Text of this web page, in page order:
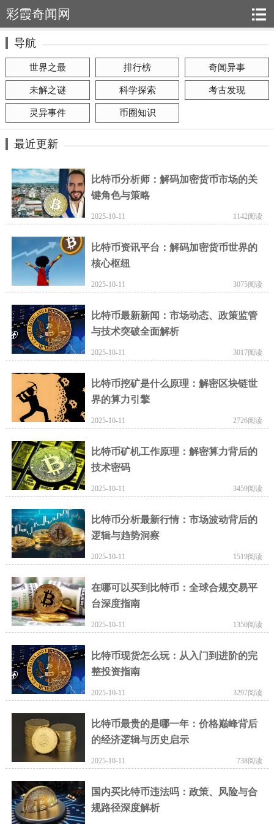
彩霞奇闻网
导航
世界之最 排行榜 奇闻异事
未解之谜 科学探索 考古发现
灵异事件 币圈知识
最近更新
比特币分析师：解码加密货币市场的关
键角色与策略
2025-10-11 1142阅读
比特币资讯平台：解码加密货币世界的
核心枢纽
2025-10-11 3075阅读
比特币最新新闻：市场动态、政策监管
与技术突破全面解析
2025-10-11 3017阅读
比特币挖矿是什么原理：解密区块链世
界的算力引擎
2025-10-11 2726阅读
比特币矿机工作原理：解密算力背后的
技术密码
2025-10-11 3459阅读
比特币分析最新行情：市场波动背后的
逻辑与趋势洞察
2025-10-11 1519阅读
在哪可以买到比特币：全球合规交易平
台深度指南
2025-10-11 1350阅读
比特币现货怎么玩：从入门到进阶的完
整投资指南
2025-10-11 3297阅读
比特币最贵的是哪一年：价格巅峰背后
的经济逻辑与历史启示
2025-10-11 738阅读
国内买比特币违法吗：政策、风险与合
规路径深度解析